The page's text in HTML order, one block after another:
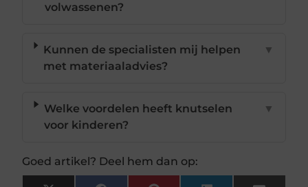
volwassenen?
Kunnen de specialisten mij helpen
met materiaaladvies?
▼
Welke voordelen heeft knutselen
voor kinderen?
▼
Goed artikel? Deel hem dan op: